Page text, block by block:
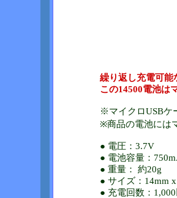
繰り返し充電可能
この14500電池は
※マイクロUSBケ
※商品の電池には
● 電圧：3.7V
● 電池容量：
● 重量： 約20g
● サイズ：14mm
● 充電回数：